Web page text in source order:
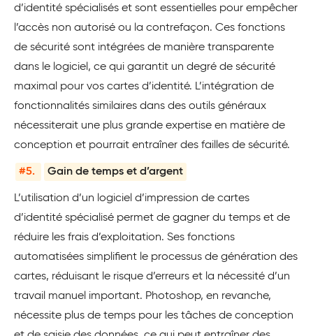
d’identité spécialisés et sont essentielles pour empêcher
l’accès non autorisé ou la contrefaçon. Ces fonctions
de sécurité sont intégrées de manière transparente
dans le logiciel, ce qui garantit un degré de sécurité
maximal pour vos cartes d’identité. L’intégration de
fonctionnalités similaires dans des outils généraux
nécessiterait une plus grande expertise en matière de
conception et pourrait entraîner des failles de sécurité.
#5. Gain de temps et d’argent
L’utilisation d’un logiciel d’impression de cartes
d’identité spécialisé permet de gagner du temps et de
réduire les frais d’exploitation. Ses fonctions
automatisées simplifient le processus de génération des
cartes, réduisant le risque d’erreurs et la nécessité d’un
travail manuel important. Photoshop, en revanche,
nécessite plus de temps pour les tâches de conception